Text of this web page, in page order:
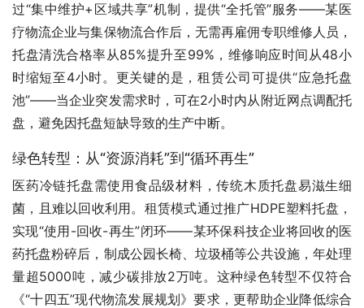
过“集中维护+区域共享”机制，提供“全托管”服务——某医
疗物流企业与集保物流合作后，无需再雇佣专职维修人员，
托盘清洗合格率从85%提升至99%，维修响应时间从48小
时缩短至4小时。更关键的是，租赁公司可提供“应急托盘
池”——当企业突发需求时，可在2小时内从附近网点调配托
盘，避免因托盘短缺导致的生产中断。
绿色转型：从“资源消耗”到“循环再生”
医药冷链托盘需使用食品级材料，传统木质托盘易滋生细
菌，且难以回收利用。租赁模式通过推广HDPE塑料托盘，
实现“使用-回收-再生”闭环——某环保科技企业将回收的医
药托盘粉碎后，制成公园长椅、垃圾桶等公共设施，年处理
量超5000吨，减少碳排放2万吨。这种绿色转型不仅符合
《“十四五”现代物流发展规划》要求，更帮助企业降低综合